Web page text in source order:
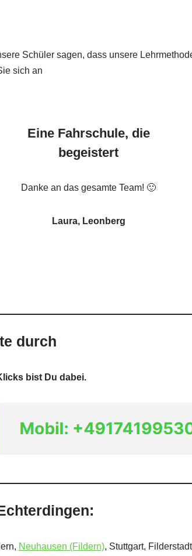
Schüler sagen, dass unsere
sich an
Eine Fahrschule, die
begeistert
Danke an das gesamte Team! 🙂
Laura, Leonberg
durch
bist Du dabei.
Neuhausen (Fildern), Stuttgart,